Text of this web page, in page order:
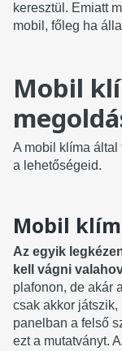
keresztül. Emiatt
mobil, főleg ha
Mobil
A mobil klíma
a lehetőségeid.
Mobil
Az egyik
kell vágni
plafonon, de akár
csak akkor
panelban a felső
ezt a mutatványt.